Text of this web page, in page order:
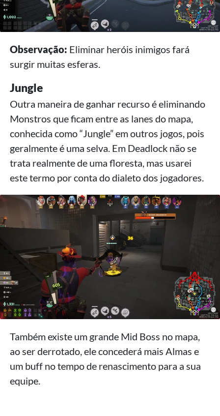
Observação: Eliminar heróis inimigos fará
surgir muitas esferas.
Jungle
Outra maneira de ganhar recurso é eliminando
Monstros que ficam entre as lanes do mapa,
conhecida como “Jungle” em outros jogos, pois
geralmente é uma selva. Em Deadlock não se
trata realmente de uma floresta, mas usarei
este termo por conta do dialeto dos jogadores.
Também existe um grande Mid Boss no mapa,
ao ser derrotado, ele concederá mais Almas e
um buff no tempo de renascimento para a sua
equipe.